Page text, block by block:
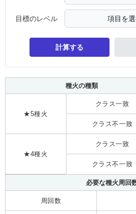
目標のレベル 項目を
計算する
種火の種類
★5種火
クラス一致
クラス不一致
★4種火
クラス一致
クラス不一致
必要な種火周回
周回数